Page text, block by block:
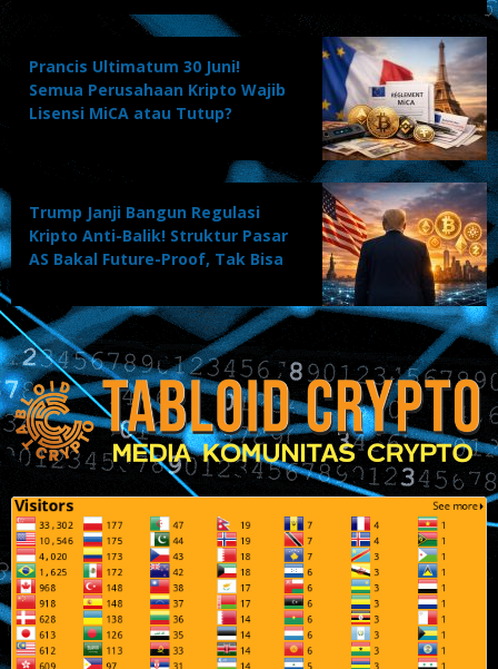
Prancis Ultimatum 30 Juni!
Semua Perusahaan Kripto Wajib
Lisensi MiCA atau Tutup?
Trump Janji Bangun Regulasi
Kripto Anti-Balik! Struktur Pasar
AS Bakal Future-Proof, Tak Bisa